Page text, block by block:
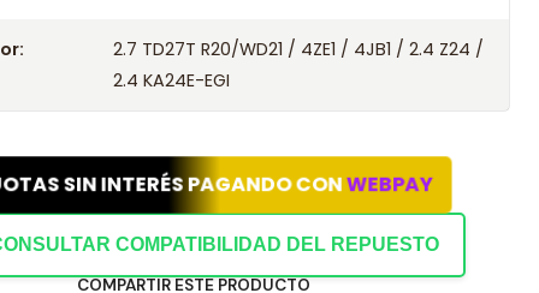
2.7 TD27T R20/WD21 / 4ZE1 / 4JB1 / 2.4 Z24 /
2.4 KA24E-EGI
SIN INTERÉS PAGANDO CONWEBPAY
COMPATIBILIDAD DEL REPUESTO
COMPARTIR ESTE PRODUCTO